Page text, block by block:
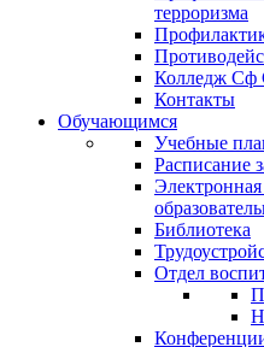
терроризма
Колледж
Контакты
Обучающимся
Учебные
Расписание
Библиотека
Отдел